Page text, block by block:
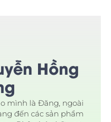
Hồng
mình là Đăng, ngoài
đến các sản phẩm